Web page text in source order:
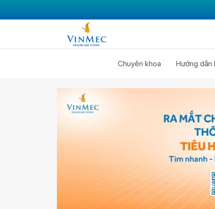
Chuyên khoa Hướng dẫn